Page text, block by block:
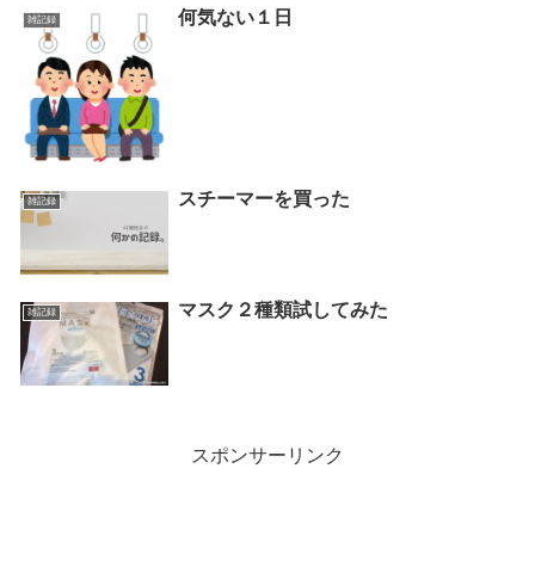
雑記録 何気ない１日
雑記録 スチーマーを買った
雑記録 マスク２種類試してみた
スポンサーリンク